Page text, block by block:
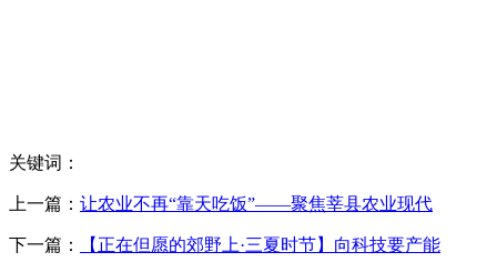
关键词：
上一篇： 让农业不再“靠天吃饭”——聚焦莘县农业现代
下一篇： 【正在但愿的郊野上·三夏时节】向科技要产能